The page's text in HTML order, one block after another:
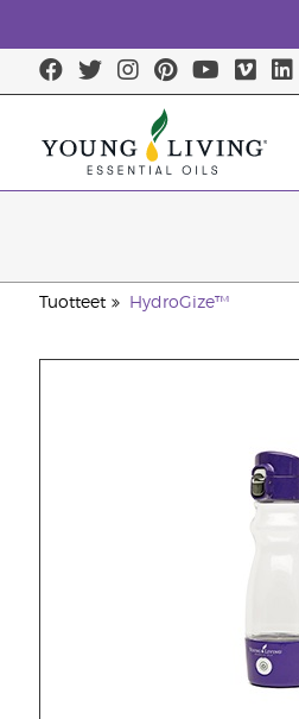
Tuotteet HydroGize™